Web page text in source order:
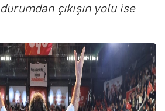
çıkışın yolu ise